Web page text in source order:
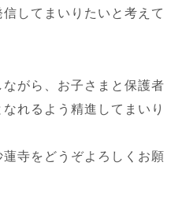
してまいりたいと考えて
がら、お子さまと保護者
れるよう精進してまいり
寺をどうぞよろしくお願